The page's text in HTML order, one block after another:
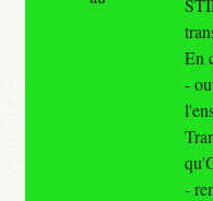
En
-
-